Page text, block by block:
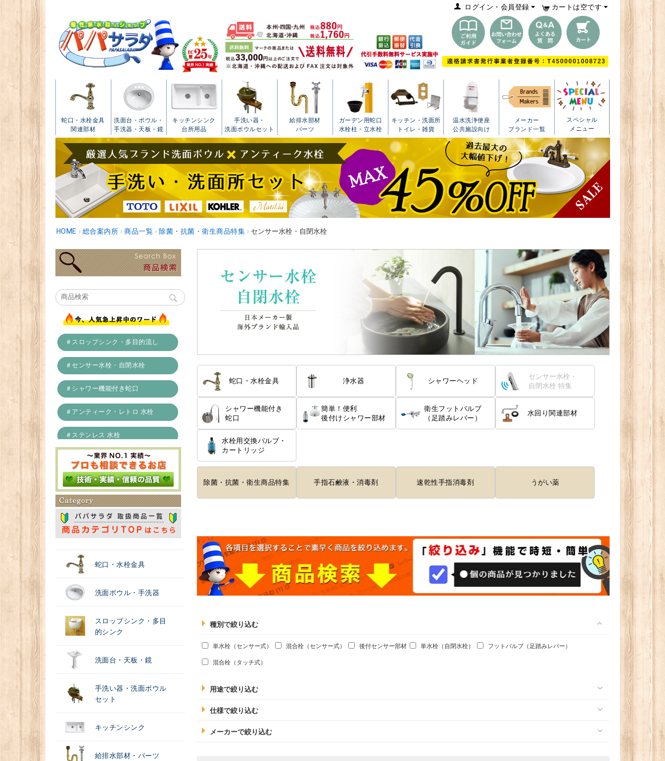
カートは空です
ログイン・会員登録
蛇口・水栓金具
関連部材
洗面台・ボウル・
手洗器・天板・鏡
キッチンシンク
台所用品
手洗い器・
洗面ボウルセット
給排水部材
パーツ
ガーデン用蛇口
水栓柱・立水栓
キッチン・洗面所
トイレ・雑貨
温水洗浄便座
公共施設向け
メーカー
ブランド一覧
スペシャル
メニュー
HOME › 総合案内所 › 商品一覧 › 除菌・抗菌・衛生商品特集 › センサー水栓・自閉水栓
＃スロップシンク・多目的流し
＃センサー水栓・自閉水栓
＃シャワー機能付き蛇口
＃アンティーク・レトロ 水栓
＃ステンレス 水栓
＃浄水器
蛇口・水栓金具
洗面ボウル・手洗器
スロップシンク・多目
的シンク
洗面台・天板・鏡
手洗い器・洗面ボウル
セット
キッチンシンク
給排水部材・パーツ
蛇口・水栓金具 浄水器 シャワーヘッド
センサー水栓・
自閉水栓 特集
シャワー機能付き
蛇口
簡単！便利
後付けシャワー部材
衛生フットバルブ
（足踏みレバー）
水回り関連部材
水栓用交換バルブ・
カートリッジ
除菌・抗菌・衛生商品特集 手指石鹸液・消毒剤 速乾性手指消毒剤 うがい薬
種別で絞り込む
単水栓（センサー式） 混合栓（センサー式） 後付センサー部材 単水栓（自閉水栓） フットバルブ（足踏みレバー）
混合栓（タッチ式）
用途で絞り込む
仕様で絞り込む
メーカーで絞り込む